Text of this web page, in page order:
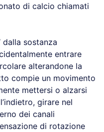
di calcio chiamati
dalla sostanza
entrare
alterandone la
compie un movimento
mettersi o alzarsi
girare nel
dei canali
di rotazione